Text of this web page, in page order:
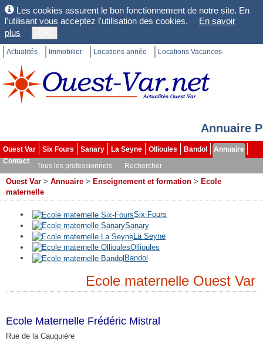
Les cookies assurent le bon fonctionnement de notre site. En
l'utilisant vous acceptez l'utilisation des cookies.
En savoir
plus
Actualités Immobilier Locations année Locations Vacances
Annuaire
Ouest Var Six Fours Sanary La Seyne Ollioules Bandol
Annuaire
Contact
Tous les professionnels Rechercher
Ouest Var > Annuaire > Enseignement et formation > Ecole
maternelle
Six-Fours
Sanary
La Seyne
Ollioules
Bandol
Ecole maternelle Ouest Var
Ecole Maternelle Frédéric Mistral
Rue de la Cauquière